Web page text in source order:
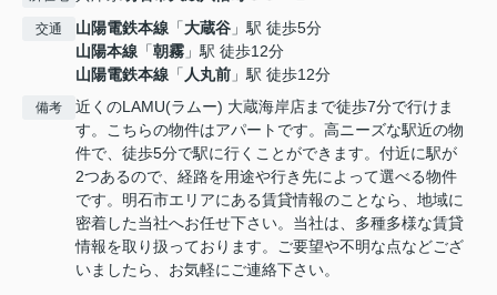
交通 山陽電鉄本線 「大蔵谷 」駅 徒歩5分
山陽本線 「朝霧 」駅 徒歩12分
山陽電鉄本線 「 人丸前 」駅 徒歩12分
備考
近くのLAMU(ラムー) 大蔵海岸店まで徒歩7分で行けま
す。こちらの物件はアパートです。高ニーズな駅近の物
件で、徒歩5分で駅に行くことができます。付近に駅が
2つあるので、経路を用途や行き先によって選べる物件
です。明石市エリアにある賃貸情報のことなら、地域に
密着した当社へお任せ下さい。当社は、多種多様な賃貸
情報を取り扱っております。ご要望や不明な点などござ
いましたら、お気軽にご連絡下さい。